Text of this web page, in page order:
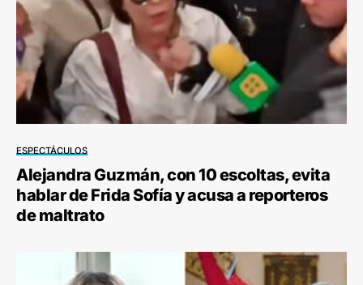
ESPECTÁCULOS
Alejandra Guzmán, con 10 escoltas, evita
hablar de Frida Sofía y acusa a reporteros
de maltrato